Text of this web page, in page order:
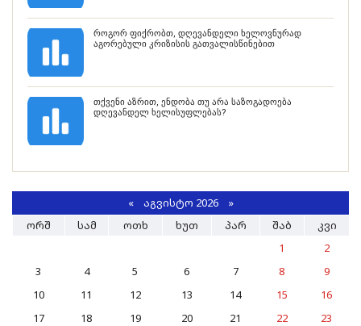
როგორ ფიქრობთ, დღევანდელი ხელოვნურად
აგორებული კრიზისის გათვალისწინებით
თქვენი აზრით, ენდობა თუ არა საზოგადოება
დღევანდელ ხელისუფლებას?
«ᲐᲒᲕᲘᲡᲢᲝ 2026 »
ᲝᲠᲨ
ᲡᲐᲛ ᲝᲗᲮ ᲮᲣᲗ ᲞᲐᲠ ᲨᲐᲑ
ᲙᲕᲘ
1
2
3
4 5 6 7 8
9
10
11 12 13 14 15
16
17
18 19 20 21 22
23